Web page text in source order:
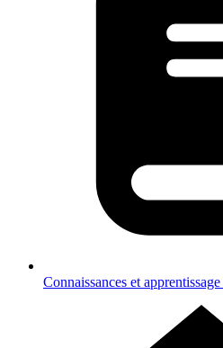
Connaissances et apprentissage